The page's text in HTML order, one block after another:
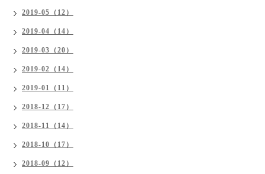
2019-05（12）
2019-04（14）
2019-03（20）
2019-02（14）
2019-01（11）
2018-12（17）
2018-11（14）
2018-10（17）
2018-09（12）